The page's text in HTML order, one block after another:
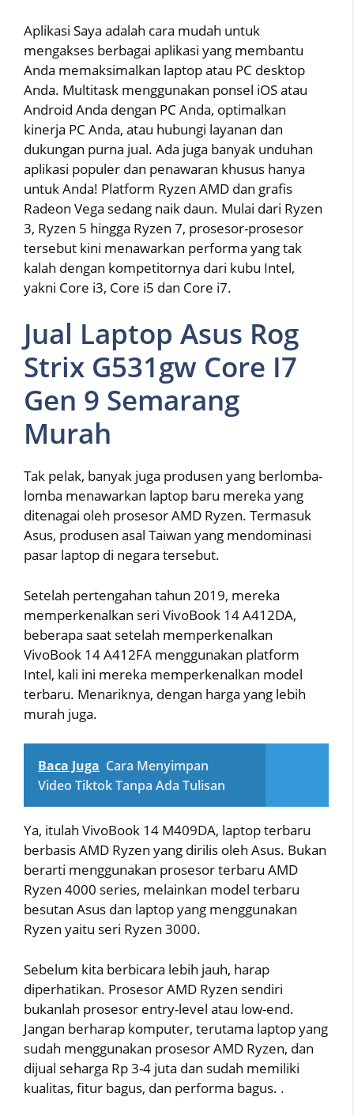
Aplikasi Saya adalah cara mudah untuk
mengakses berbagai aplikasi yang membantu
Anda memaksimalkan laptop atau PC desktop
Anda. Multitask menggunakan ponsel iOS atau
Android Anda dengan PC Anda, optimalkan
kinerja PC Anda, atau hubungi layanan dan
dukungan purna jual. Ada juga banyak unduhan
aplikasi populer dan penawaran khusus hanya
untuk Anda! Platform Ryzen AMD dan grafis
Radeon Vega sedang naik daun. Mulai dari Ryzen
3, Ryzen 5 hingga Ryzen 7, prosesor-prosesor
tersebut kini menawarkan performa yang tak
kalah dengan kompetitornya dari kubu Intel,
yakni Core i3, Core i5 dan Core i7.
Jual Laptop Asus Rog
Strix G531gw Core I7
Gen 9 Semarang
Murah
Tak pelak, banyak juga produsen yang berlomba-
lomba menawarkan laptop baru mereka yang
ditenagai oleh prosesor AMD Ryzen. Termasuk
Asus, produsen asal Taiwan yang mendominasi
pasar laptop di negara tersebut.
Setelah pertengahan tahun 2019, mereka
memperkenalkan seri VivoBook 14 A412DA,
beberapa saat setelah memperkenalkan
VivoBook 14 A412FA menggunakan platform
Intel, kali ini mereka memperkenalkan model
terbaru. Menariknya, dengan harga yang lebih
murah juga.
Baca Juga Cara Menyimpan
Video Tiktok Tanpa Ada Tulisan
Ya, itulah VivoBook 14 M409DA, laptop terbaru
berbasis AMD Ryzen yang dirilis oleh Asus. Bukan
berarti menggunakan prosesor terbaru AMD
Ryzen 4000 series, melainkan model terbaru
besutan Asus dan laptop yang menggunakan
Ryzen yaitu seri Ryzen 3000.
Sebelum kita berbicara lebih jauh, harap
diperhatikan. Prosesor AMD Ryzen sendiri
bukanlah prosesor entry-level atau low-end.
Jangan berharap komputer, terutama laptop yang
sudah menggunakan prosesor AMD Ryzen, dan
dijual seharga Rp 3-4 juta dan sudah memiliki
kualitas, fitur bagus, dan performa bagus. .